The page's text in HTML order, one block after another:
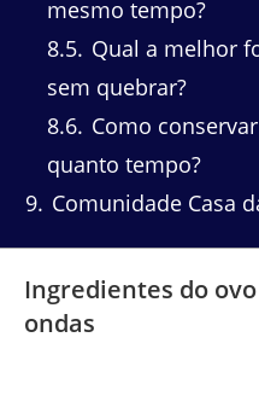
mesmo tempo?
8.5 Qual a melhor
sem quebrar?
8.6 Como
quanto tempo?
9 Comunidade Casa
Ingredientes do
ondas